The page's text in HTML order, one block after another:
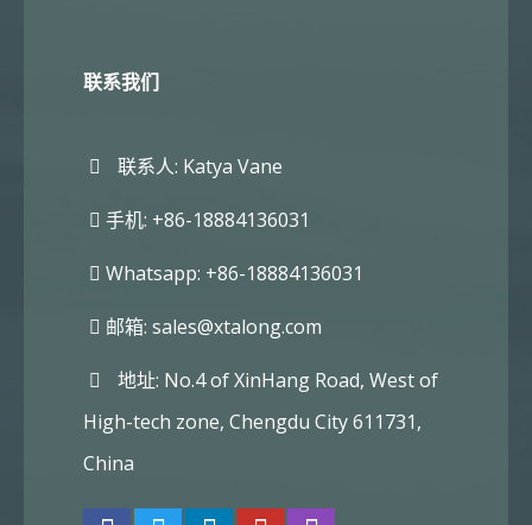
联系我们
联系人: Katya Vane
手机: +86-18884136031
Whatsapp: +86-18884136031
邮箱: sales@xtalong.com
地址: No.4 of XinHang Road, West of
High-tech zone, Chengdu City 611731,
China